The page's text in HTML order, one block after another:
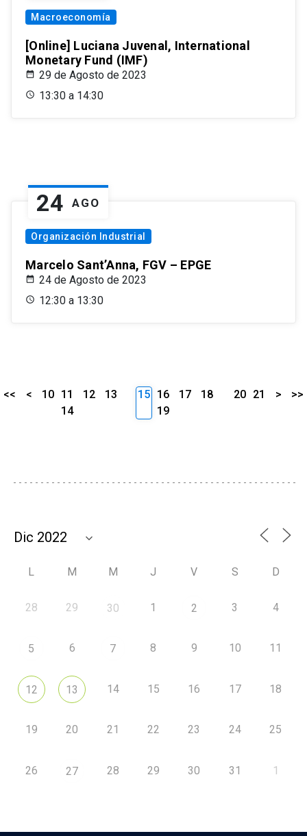
Macroeconomía
[Online] Luciana Juvenal, International
Monetary Fund (IMF)
29 de Agosto de 2023
13:30 a 14:30
24 AGO
Organización Industrial
Marcelo Sant’Anna, FGV – EPGE
24 de Agosto de 2023
12:30 a 13:30
<< < 10 11 12
13
14
15 16 17
18
19
20 21 > >>
L M M J V S D
28 29 30 1 2 3 4
5 6 7 8 9 10 11
12 13 14 15 16 17 18
19 20 21 22 23 24 25
26 27 28 29 30 31 1